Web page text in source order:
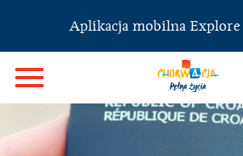
Aplikacja mobilna